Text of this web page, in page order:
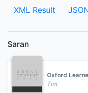
XML Result
Saran
Oxford
Tim